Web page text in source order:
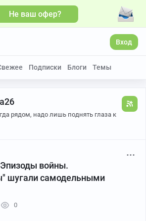
Не ваш офер?
Вход
Подписки Блоги Темы
рядом, надо лишь поднять глаза к
войны.
шугали самодельными
0